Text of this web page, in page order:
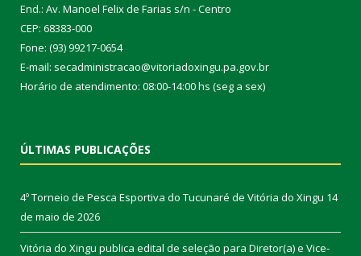
End.: Av. Manoel Felix de Farias s/n - Centro
CEP: 68383-000
Fone: (93) 99217-0654
E-mail: secadministracao@vitoriadoxingu.pa.gov.br
Horário de atendimento: 08:00-14:00 hs (seg a sex)
ÚLTIMAS PUBLICAÇÕES
4º Torneio de Pesca Esportiva do Tucunaré de Vitória do Xingu 14
de maio de 2026
Vitória do Xingu publica edital de seleção para Diretor(a) e Vice-